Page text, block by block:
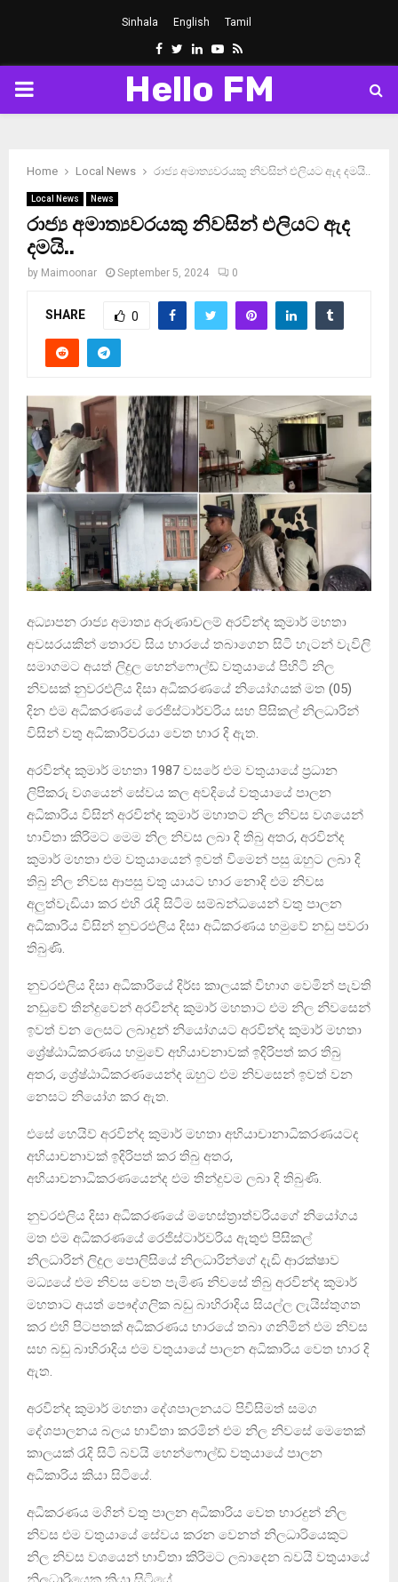
Sinhala English Tamil
Facebook
Twitter
LinkedinYoutube
Rss
PRIMARY
Hello FM
Home Local News රාජ්‍ය අමාත්‍යවරයකු නිවසින් එලියට ඇද දමයි..
Local News News
රාජ්‍ය අමාත්‍යවරයකු නිවසින් එලියට ඇද
දමයි..
by Maimoonar September 5, 2024 0
SHARE 0
අධ්‍යාපන රාජ්‍ය අමාත්‍ය අරුණාචලම් අරවින්ද කුමාර් මහතා
අවසරයකින් තොරව සිය භාරයේ තබාගෙන සිටි හැටන් වැවිලි
සමාගමට අයත් ලිදුල හෙන්ෆොල්ඩ් වතුයායේ පිහිටි නිල
නිවසක් නුවරඑලිය දිසා අධිකරණයේ නියෝගයක් මත (05)
දින එම අධිකරණයේ රෙජිස්ටාර්වරිය සහ පිසිකල් නිලධාරින්
විසින් වතු අධිකාරිවරයා වෙත භාර දි ඇත.
අරවින්ද කුමාර් මහතා 1987 වසරේ එම වතුයායේ ප්‍රධාන
ලිපිකරු වශයෙන් සේවය කල අවදියේ වතුයායේ පාලන
අධිකාරිය විසින් අරවින්ද කුමාර් මහාතට නිල නිවස වශයෙන්
භාවිතා කිරිමට මෙම නිල නිවස ලබා දි තිබු අතර, අරවින්ද
කුමාර් මහතා එම වතුයායෙන් ඉවත් විමෙන් පසු ඔහුට ලබා දි
තිබු නිල නිවස ආපසු වතු යායට භාර නොදි එම නිවස
අලුත්වැඩියා කර එහි රැදි සිටිම සම්බන්ධයෙන් වතු පාලන
අධිකාරිය විසින් නුවරඑලිය දිසා අධිකරණය හමුවේ නඩු පවරා
තිබුණි.
නුවරඑලිය දිසා අධිකාරියේ දිර්ඝ කාලයක් විභාග වෙමින් පැවති
නඩුවේ තින්දුවෙන් අරවින්ද කුමාර් මහතාට එම නිල නිවසෙන්
ඉවත් වන ලෙසට ලබාදුන් නියෝගයට අරවින්ද කුමාර් මහතා
ශ්‍රේෂ්ඨාධිකරණය හමුවේ අභියාචනාවක් ඉදිරිපත් කර තිබු
අතර, ශ්‍රේෂ්ඨාධිකරණයෙන්ද ඔහුට එම නිවසෙන් ඉවත් වන
නෙසට නියෝග කර ඇත.
එසේ හෙයිව් අරවින්ද කුමාර් මහතා අභියාචානාධිකරණයටද
අභියාචනාවක් ඉදිරිපත් කර තිබු අතර,
අභියාචනාධිකරණයෙන්ද එම තින්දුවම ලබා දි තිබුණි.
නුවරඑලිය දිසා අධිකරණයේ මහෙස්ත්‍රාත්වරියගේ නියෝගය
මත එම අධිකරණයේ රෙජිස්ටාර්වරිය ඇතුළු පිසිකල්
නිලධාරින් ලිදුල පොලිසියේ නිලධාරින්ගේ දැඩි ආරක්ෂාව
මධ්‍යයේ එම නිවස වෙත පැමිණ නිවසේ තිබු අරවින්ද කුමාර්
මහතාට අයත් පෞද්ගලික බඩු බාහිරාදිය සියල්ල ලැයිස්තුගත
කර එහි පිටපතක් අධිකරණය භාරයේ තබා ගනිමින් එම නිවස
සහ බඩු බාහිරාදිය එම වතුයායේ පාලන අධිකාරිය වෙත භාර දි
ඇත.
අරවින්ද කුමාර් මහතා දේශපාලනයට පිවිසිමත් සමග
දේශපාලනය බලය භාවිතා කරමින් එම නිල නිවසේ මෙතෙක්
කාලයක් රැදි සිටි බවයි හෙන්ෆොල්ඩ් වතුයායේ පාලන
අධිකාරිය කියා සිටියේ.
අධිකරණය මගින් වතු පාලන අධිකාරිය වෙත භාරදුන් නිල
නිවස එම වතුයායේ සේවය කරන වෙනත් නිලධාරියෙකුට
නිල නිවස වශයෙන් භාවිතා කිරිමට ලබාදෙන බවයි වතුයායේ